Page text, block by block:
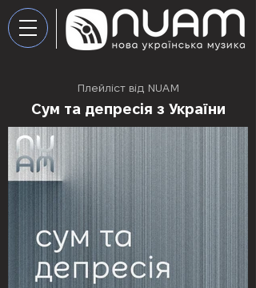
Плейліст від NUAM
Сум та депресія з України